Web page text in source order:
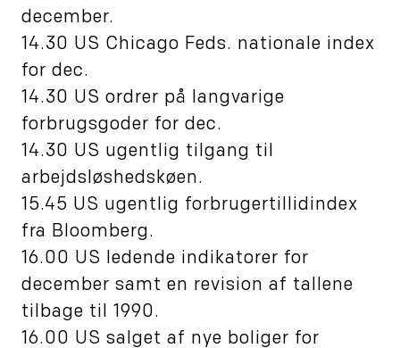
december.
14.30 US Chicago Feds. nationale index
for dec.
14.30 US ordrer på langvarige
forbrugsgoder for dec.
14.30 US ugentlig tilgang til
arbejdsløshedskøen.
15.45 US ugentlig forbrugertillidindex
fra Bloomberg.
16.00 US ledende indikatorer for
december samt en revision af tallene
tilbage til 1990.
16.00 US salget af nye boliger for